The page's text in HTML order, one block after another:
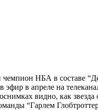
НБА в составе
в апреле на
видно, как
“Гарлем